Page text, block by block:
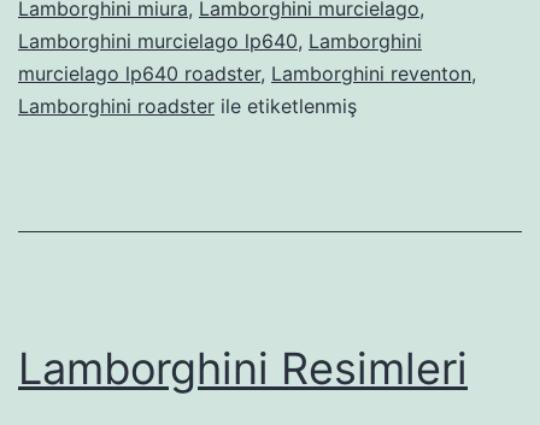
Lamborghini miura, Lamborghini murcielago,
Lamborghini murcielago lp640, Lamborghini
murcielago lp640 roadster, Lamborghini reventon,
Lamborghini roadster ile etiketlenmiş
Lamborghini Resimleri